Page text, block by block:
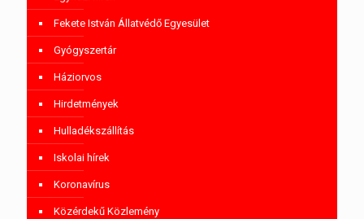
Fekete István Állatvédő Egyesület
Gyógyszertár
Háziorvos
Hirdetmények
Hulladékszállítás
Iskolai hírek
Koronavírus
Közérdekű Közlemény